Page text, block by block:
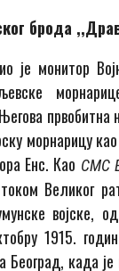
брода
је монитор
првобитна
морнарицу
Енс. Као СМС
Великог
војске,
1915.
Београд, када је